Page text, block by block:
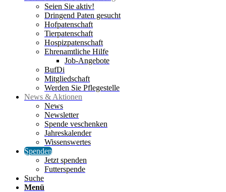
Seien Sie aktiv!
Dringend Paten gesucht
Hofpatenschaft
Tierpatenschaft
Hospizpatenschaft
Ehrenamtliche Hilfe
Job-Angebote
BufDi
Mitgliedschaft
Werden Sie Pflegestelle
News & Aktionen
News
Newsletter
Spende veschenken
Jahreskalender
Wissenswertes
Spenden
Jetzt spenden
Futterspende
Suche
Menü